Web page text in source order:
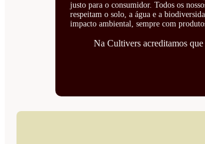
justo para o consumidor. Todos os
respeitam o solo, a água e a
impacto ambiental, sempre com
Na Cultivers acreditamos